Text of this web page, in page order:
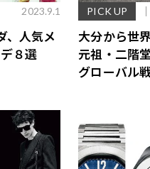
2023.9.1
、人気メ
８選
PICK UP
大分から世
元祖・二階
グローバル